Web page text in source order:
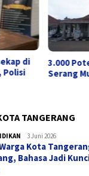
di
Polisi
3.000
Serang
TANGERANG
admin
3 Juni 2026
Kota
Bahasa Jadi